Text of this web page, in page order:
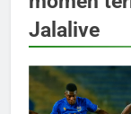
Jalalive